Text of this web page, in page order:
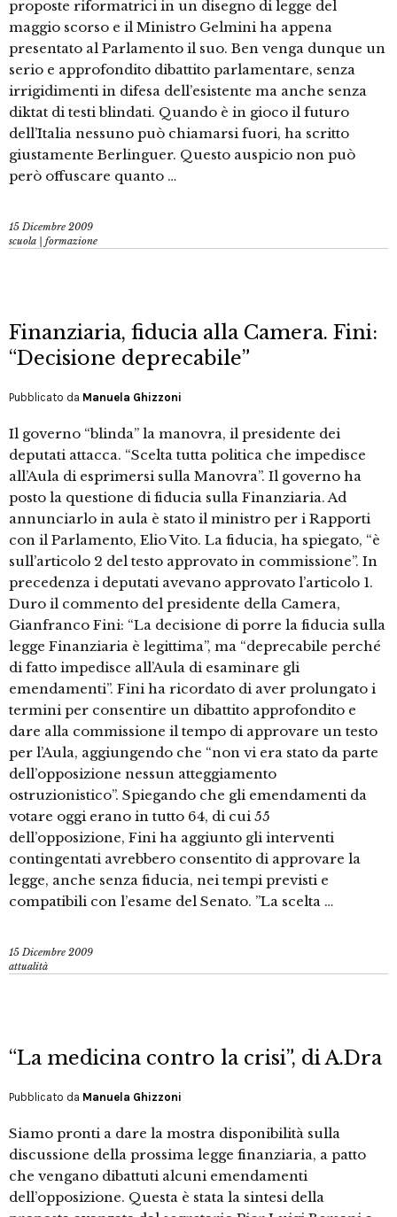
proposte riformatrici in un disegno di legge del
maggio scorso e il Ministro Gelmini ha appena
presentato al Parlamento il suo. Ben venga dunque un
serio e approfondito dibattito parlamentare, senza
irrigidimenti in difesa dell’esistente ma anche senza
diktat di testi blindati. Quando è in gioco il futuro
dell’Italia nessuno può chiamarsi fuori, ha scritto
giustamente Berlinguer. Questo auspicio non può
però offuscare quanto …
15 Dicembre 2009
scuola | formazione
Finanziaria, fiducia alla Camera. Fini:
“Decisione deprecabile”
Pubblicato da Manuela Ghizzoni
Il governo “blinda” la manovra, il presidente dei
deputati attacca. “Scelta tutta politica che impedisce
all’Aula di esprimersi sulla Manovra”. Il governo ha
posto la questione di fiducia sulla Finanziaria. Ad
annunciarlo in aula è stato il ministro per i Rapporti
con il Parlamento, Elio Vito. La fiducia, ha spiegato, “è
sull’articolo 2 del testo approvato in commissione”. In
precedenza i deputati avevano approvato l’articolo 1.
Duro il commento del presidente della Camera,
Gianfranco Fini: “La decisione di porre la fiducia sulla
legge Finanziaria è legittima”, ma “deprecabile perché
di fatto impedisce all’Aula di esaminare gli
emendamenti”. Fini ha ricordato di aver prolungato i
termini per consentire un dibattito approfondito e
dare alla commissione il tempo di approvare un testo
per l’Aula, aggiungendo che “non vi era stato da parte
dell’opposizione nessun atteggiamento
ostruzionistico”. Spiegando che gli emendamenti da
votare oggi erano in tutto 64, di cui 55
dell’opposizione, Fini ha aggiunto gli interventi
contingentati avrebbero consentito di approvare la
legge, anche senza fiducia, nei tempi previsti e
compatibili con l’esame del Senato. ”La scelta …
15 Dicembre 2009
attualità
“La medicina contro la crisi”, di A.Dra
Pubblicato da Manuela Ghizzoni
Siamo pronti a dare la mostra disponibilità sulla
discussione della prossima legge finanziaria, a patto
che vengano dibattuti alcuni emendamenti
dell’opposizione. Questa è stata la sintesi della